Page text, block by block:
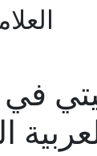
في